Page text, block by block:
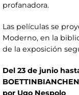
profanadora.
Las películas se
Moderno, en la
de la exposición
Del 23 de junio